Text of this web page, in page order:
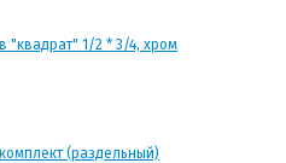
"квадрат" 1/2 * 3/4, хром
(раздельный)